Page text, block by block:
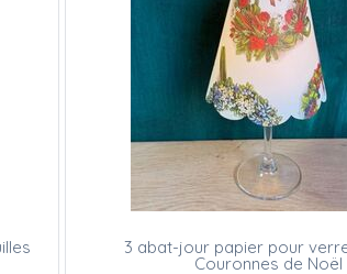
3 abat-jour papier pour
Couronnes de Noël